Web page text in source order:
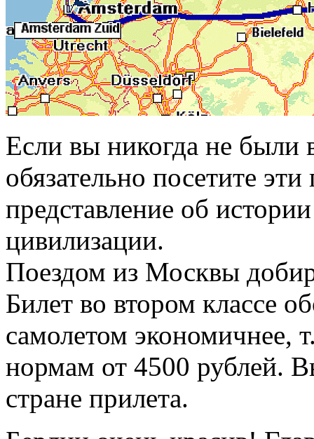
Если вы никогда не были
обязательно посетите
представление об
цивилизации.
Поездом из Москвы
Билет во втором классе
самолетом экономичнее,
нормам от 4500 рублей.
стране прилета.